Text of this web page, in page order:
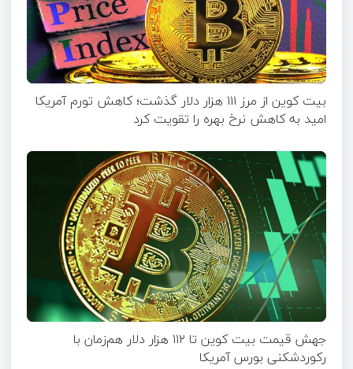
بیت کوین از مرز ۱۱۱ هزار دلار گذشت؛ کاهش تورم آمریکا
امید به کاهش نرخ بهره را تقویت کرد
جهش قیمت بیت‌ کوین تا ۱۱۲ هزار دلار هم‌زمان با
رکوردشکنی بورس آمریکا